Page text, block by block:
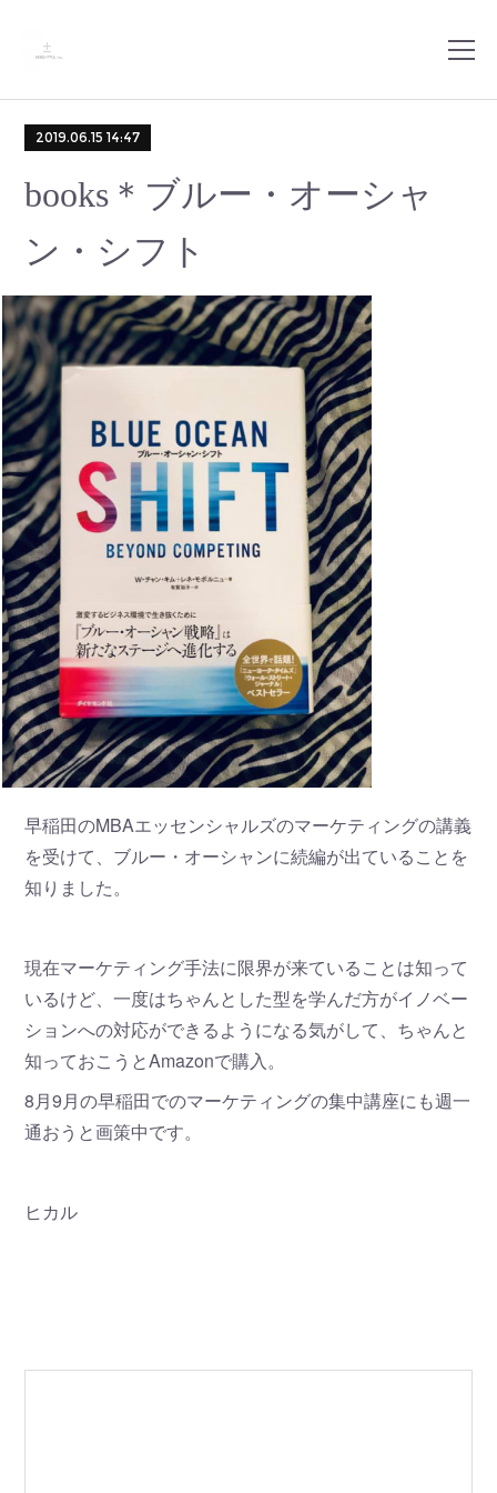
2019.06.15 14:47
books＊ブルー・オーシャ
ン・シフト
早稲田のMBAエッセンシャルズのマーケティングの講義
を受けて、ブルー・オーシャンに続編が出ていることを
知りました。
現在マーケティング手法に限界が来ていることは知って
いるけど、一度はちゃんとした型を学んだ方がイノベー
ションへの対応ができるようになる気がして、ちゃんと
知っておこうとAmazonで購入。
8月9月の早稲田でのマーケティングの集中講座にも週一
通おうと画策中です。
ヒカル